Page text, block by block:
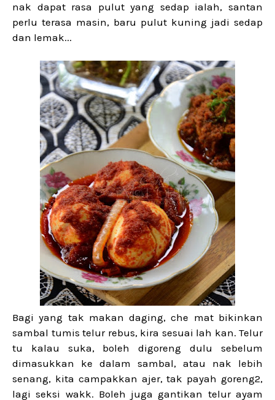
nak dapat rasa pulut yang sedap ialah, santan
perlu terasa masin, baru pulut kuning jadi sedap
dan lemak...
Bagi yang tak makan daging, che mat bikinkan
sambal tumis telur rebus, kira sesuai lah kan. Telur
tu kalau suka, boleh digoreng dulu sebelum
dimasukkan ke dalam sambal, atau nak lebih
senang, kita campakkan ajer, tak payah goreng2,
lagi seksi wakk. Boleh juga gantikan telur ayam